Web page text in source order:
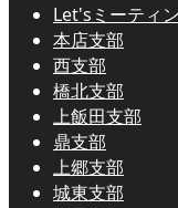
Let'sミーティ
本店支部
西支部
橋北支部
上飯田支部
鼎支部
上郷支部
城東支部